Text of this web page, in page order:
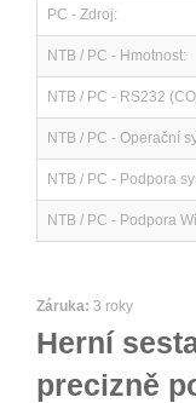
PC - Zdroj:
NTB / PC - Hmotnost:
NTB / PC - RS232
NTB / PC - Operační
NTB / PC - Podpora
NTB / PC - Podpora
Záruka: 3 roky
Herní
precizně